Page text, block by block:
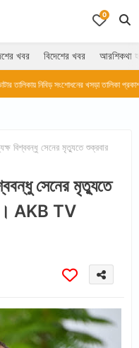
0
খবর বিদেশের খবর আরশিকথা
খসড়া তালিকা প্রকাশ করল নির্বাচন
বিশ্ববন্ধু সেনের মৃত্যুতে শুক্রবার
সেনের মৃত্যুতে
AKB TV